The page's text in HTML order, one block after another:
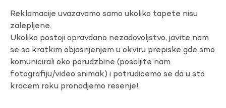
Reklamacije uvazavamo samo ukoliko tapete nisu
zalepljene.
Ukoliko postoji opravdano nezadovoljstvo, javite nam
se sa kratkim objasnjenjem u okviru prepiske gde smo
komunicirali oko porudzbine (posaljite nam
fotografiju/video snimak) i potrudicemo se da u sto
kracem roku pronadjemo resenje!